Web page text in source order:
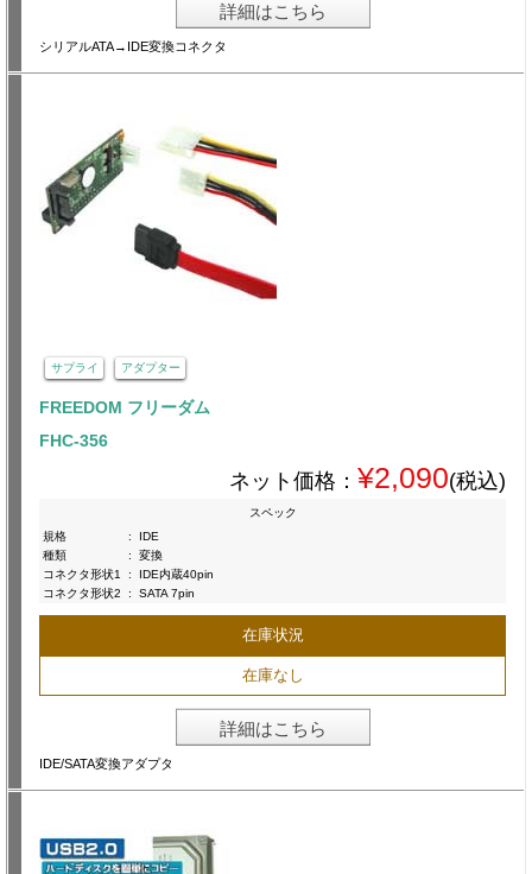
詳細はこちら
シリアルATA→IDE変換コネクタ
サプライ アダプター
FREEDOM フリーダム
FHC-356
ネット価格： ¥2,090(税込)
スペック
規格
:
IDE
種類
:
変換
コネクタ形状1
:
IDE内蔵40pin
コネクタ形状2
: SATA 7pin
在庫状況
在庫なし
詳細はこちら
IDE/SATA変換アダプタ